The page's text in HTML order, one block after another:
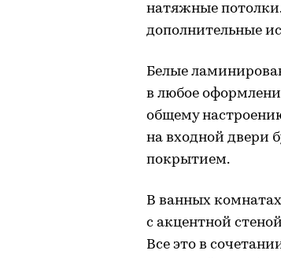
натяжные
дополнительные
Белые
в любое
общему
на входной двери
покрытием.
В ванных
с акцентной
Все это в